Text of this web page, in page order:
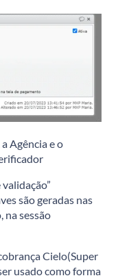
Agência e o
são geradas nas
na sessão
Cielo(Super
usado como forma